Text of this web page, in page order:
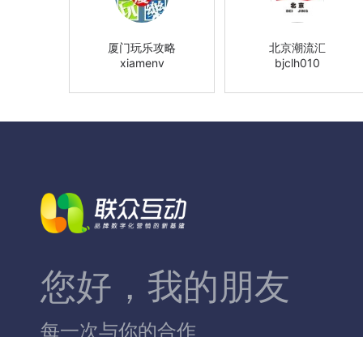
厦门玩乐攻略
xiamenv
北京潮流汇
bjclh010
您好，我的朋友
每一次与你的合作